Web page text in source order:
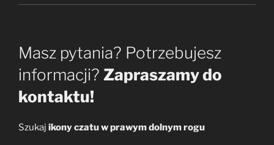
Masz pytania? Potrzebujesz
informacji? Zapraszamy do
kontaktu!
Szukaj ikony czatu w prawym dolnym rogu